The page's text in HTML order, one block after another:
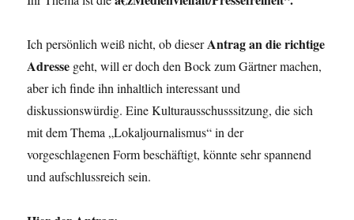
Ich persönlich weiß nicht, ob dieserAntrag an die richtige
Adresse geht, will er doch den Bock zum Gärtner machen,
aber ich finde ihn inhaltlich interessant und
diskussionswürdig. Eine Kulturausschusssitzung, die sich
mit dem Thema „Lokaljournalismus“ in der
vorgeschlagenen Form beschäftigt, könnte sehr spannend
und aufschlussreich sein.